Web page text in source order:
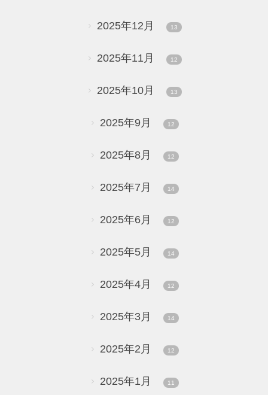
2025年12月 13
2025年11月 12
2025年10月 13
2025年9月 12
2025年8月 12
2025年7月 14
2025年6月 12
2025年5月 14
2025年4月 12
2025年3月 14
2025年2月 12
2025年1月 11